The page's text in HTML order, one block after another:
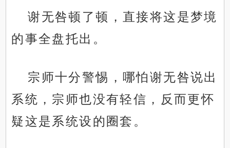
谢无咎顿了顿，直接将这是梦境
的事全盘托出。
宗师十分警惕，哪怕谢无咎说出
系统，宗师也没有轻信，反而更怀
疑这是系统设的圈套。